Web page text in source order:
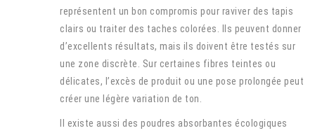
représentent un bon compromis pour raviver des tapis
clairs ou traiter des taches colorées. Ils peuvent donner
d’excellents résultats, mais ils doivent être testés sur
une zone discrète. Sur certaines fibres teintes ou
délicates, l’excès de produit ou une pose prolongée peut
créer une légère variation de ton.
Il existe aussi des poudres absorbantes écologiques